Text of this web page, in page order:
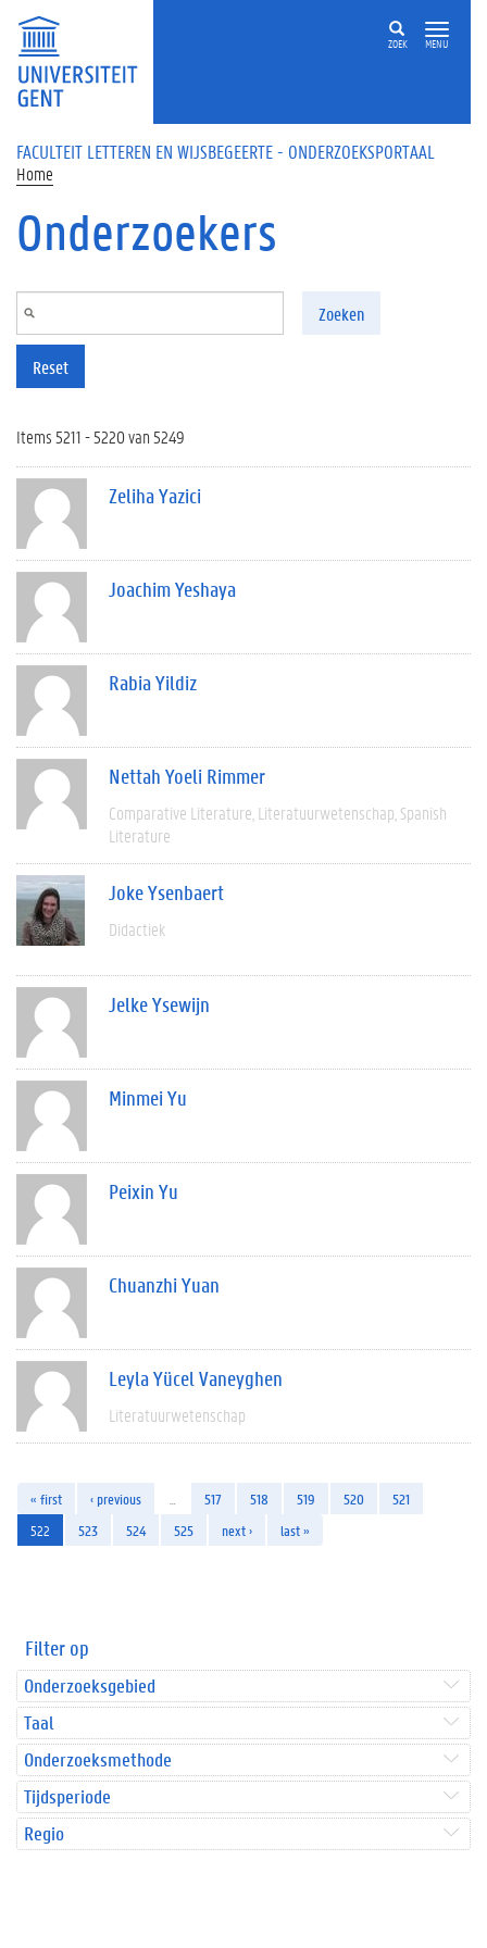
Overslaan en naar de inhoud gaan
ZOEK MENU
FACULTEIT LETTEREN EN WIJSBEGEERTE - ONDERZOEKSPORTAAL
Home
Onderzoekers
Zoeken
Reset
Items 5211 - 5220 van 5249
Zeliha Yazici
Joachim Yeshaya
Rabia Yildiz
Nettah Yoeli Rimmer
Comparative Literature Literatuurwetenschap Spanish
Literature
Joke Ysenbaert
Didactiek
Jelke Ysewijn
Minmei Yu
Peixin Yu
Chuanzhi Yuan
Leyla Yücel Vaneyghen
Literatuurwetenschap
« first ‹ previous 517 518 519 520
521
522
523 524 525 next › last »
Filter op
Onderzoeksgebied
Taal
Onderzoeksmethode
Tijdsperiode
Regio